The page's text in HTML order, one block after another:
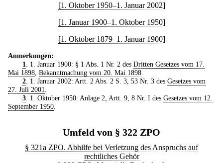
[1. Oktober 1950–1. Januar 2002]
[1. Januar 1900–1. Oktober 1950]
[1. Oktober 1879–1. Januar 1900]
Anmerkungen:
1. 1. Januar 1900: § 1 Abs. 1 Nr. 2 des Dritten Gesetzes vom 17.
Mai 1898, Bekanntmachung vom 20. Mai 1898.
2. 1. Januar 2002: Artt. 2 Abs. 2 S. 3, 53 Nr. 3 des Gesetzes vom
27. Juli 2001.
3. 1. Oktober 1950: Anlage 2, Artt. 9, 8 Nr. I des Gesetzes vom 12.
September 1950.
Umfeld von § 322 ZPO
§ 321a ZPO. Abhilfe bei Verletzung des Anspruchs auf
rechtliches Gehör